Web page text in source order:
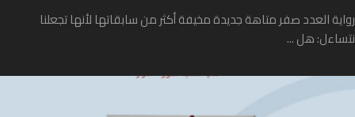
رواية العدد صفر متاهة جديدة مخيفة أكثر من سابقاتها لأنها تجعلنا
نتساءل: هل ...